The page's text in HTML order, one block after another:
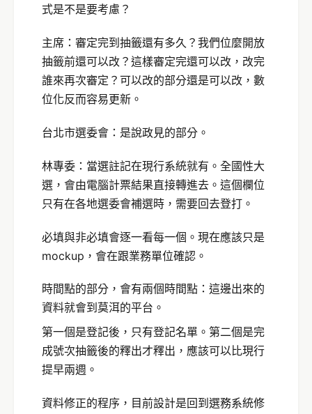
式是不是要考慮？
主席：審定完到抽籤還有多久？我們位麼開放
抽籤前還可以改？這樣審定完還可以改，改完
誰來再次審定？可以改的部分還是可以改，數
位化反而容易更新。
台北市選委會：是說政見的部分。
林專委：當選註記在現行系統就有。全國性大
選，會由電腦計票結果直接轉進去。這個欄位
只有在各地選委會補選時，需要回去登打。
必填與非必填會逐一看每一個。現在應該只是
mockup，會在跟業務單位確認。
時間點的部分，會有兩個時間點：這邊出來的
資料就會到莫洱的平台。
第一個是登記後，只有登記名單。第二個是完
成號次抽籤後的釋出才釋出，應該可以比現行
提早兩週。
資料修正的程序，目前設計是回到選務系統修